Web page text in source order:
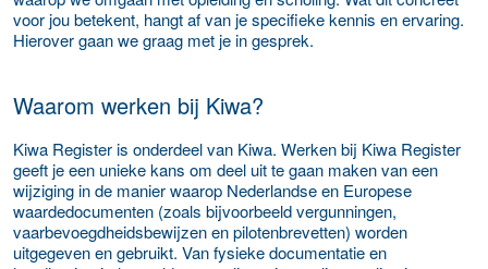
voor jou betekent, hangt af van je specifieke kennis en ervaring.
Hierover gaan we graag met je in gesprek.
Waarom werken bij Kiwa?
Kiwa Register is onderdeel van Kiwa. Werken bij Kiwa Register
geeft je een unieke kans om deel uit te gaan maken van een
wijziging in de manier waarop Nederlandse en Europese
waardedocumenten (zoals bijvoorbeeld vergunningen,
vaarbevoegdheidsbewijzen en pilotenbrevetten) worden
uitgegeven en gebruikt. Van fysieke documentatie en